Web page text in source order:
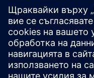
SmarterMRP помага
доставчици да
управляват
решения за